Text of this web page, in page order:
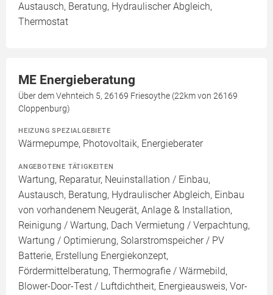
Austausch, Beratung, Hydraulischer Abgleich,
Thermostat
ME Energieberatung
Über dem Vehnteich 5, 26169 Friesoythe (22km von 26169
Cloppenburg)
HEIZUNG SPEZIALGEBIETE
Wärmepumpe, Photovoltaik, Energieberater
ANGEBOTENE TÄTIGKEITEN
Wartung, Reparatur, Neuinstallation / Einbau,
Austausch, Beratung, Hydraulischer Abgleich, Einbau
von vorhandenem Neugerät, Anlage & Installation,
Reinigung / Wartung, Dach Vermietung / Verpachtung,
Wartung / Optimierung, Solarstromspeicher / PV
Batterie, Erstellung Energiekonzept,
Fördermittelberatung, Thermografie / Wärmebild,
Blower-Door-Test / Luftdichtheit, Energieausweis, Vor-